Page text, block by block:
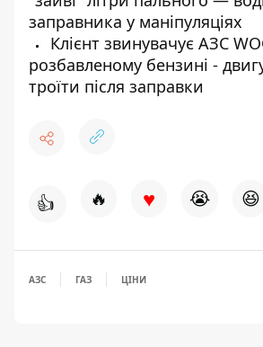
заправника у маніпуляціях
Клієнт звинувачує АЗС
розбавленому бензині -
троїти після заправки
👍 🔥 ♥ 😭 😆
АЗС ГАЗ ЦІНИ